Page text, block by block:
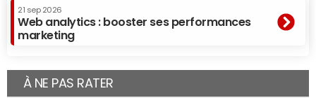
21 sep 2026
Web analytics : booster ses performances
marketing
À NE PAS RATER